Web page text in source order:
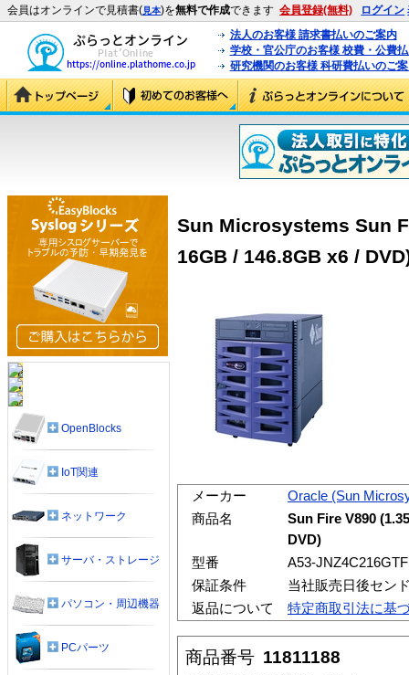
会員はオンラインで見積書(見本)を無料で作成できます 会員登録(無料) ログイン
法人のお客様 請求書払いのご案内
学校・官公庁のお客様 校費・公費
研究機関のお客様 科研費払いのご
Sun Microsystems Sun
16GB / 146.8GB x6 /
メーカー
Oracle (Sun
商品名
Sun Fire V890
DVD)
型番
A53-JNZ4C216GTF
保証条件
当社販売日後セン
返品について
特定商取引法に基
商品番号 11811188
OpenBlocks
IoT関連
ネットワーク
サーバ・ストレージ
パソコン・周辺機器
PCパーツ